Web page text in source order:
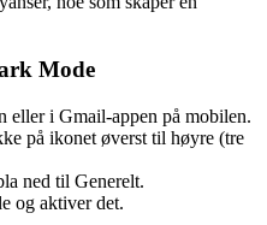
Mode
eller i Gmail-appen på mobilen.
på ikonet øverst til høyre (tre
ned til Generelt.
og aktiver det.